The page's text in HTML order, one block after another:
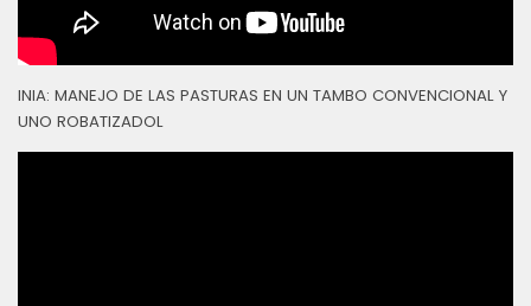
INIA: MANEJO DE LAS PASTURAS EN UN TAMBO CONVENCIONAL Y
UNO ROBATIZADOL